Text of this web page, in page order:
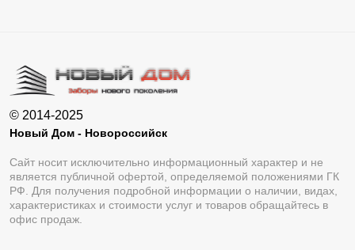
© 2014-2025
Новый Дом - Новороссийск
Сайт носит исключительно информационный характер и не
является публичной офертой, определяемой положениями ГК
РФ. Для получения подробной информации о наличии, видах,
характеристиках и стоимости услуг и товаров обращайтесь в
офис продаж.